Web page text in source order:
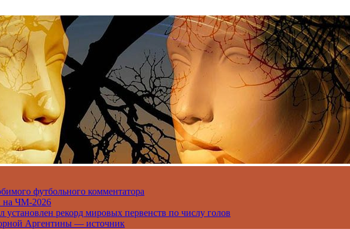
футбольного комментатора
на ЧМ-2026
рекорд мировых первенств по числу голов
Аргентины — источник